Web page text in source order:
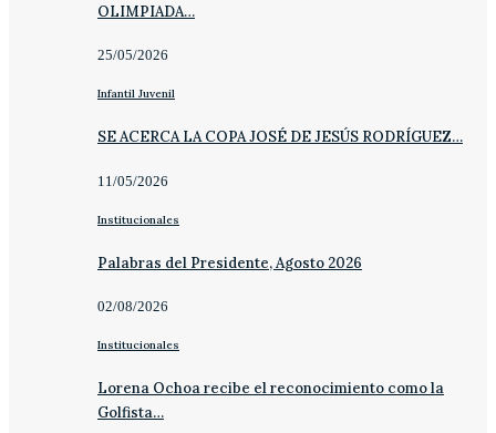
OLIMPIADA…
25/05/2026
Infantil Juvenil
SE ACERCA LA COPA JOSÉ DE JESÚS RODRÍGUEZ…
11/05/2026
Institucionales
Palabras del Presidente, Agosto 2026
02/08/2026
Institucionales
Lorena Ochoa recibe el reconocimiento como la
Golfista…